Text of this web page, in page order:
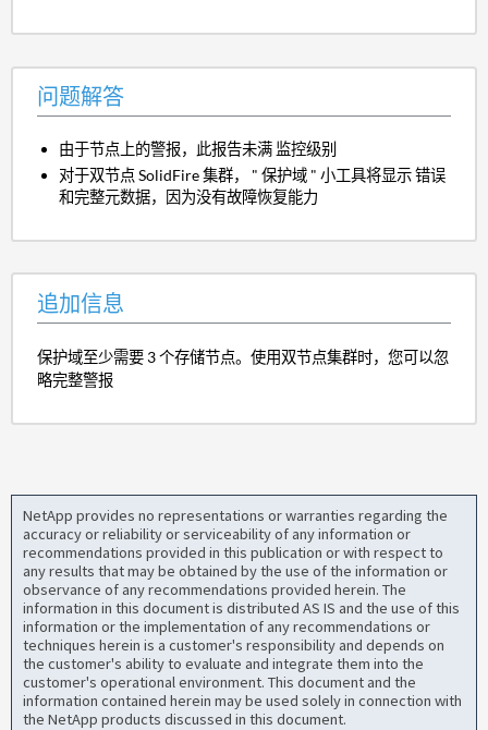
问题解答
由于节点上的警报，此报告未满 监控级别
对于双节点 SolidFire 集群， " 保护域 " 小工具将显示 错误
和完整元数据，因为没有故障恢复能力
追加信息
保护域至少需要 3 个存储节点。使用双节点集群时，您可以忽
略完整警报
NetApp provides no representations or warranties regarding the
accuracy or reliability or serviceability of any information or
recommendations provided in this publication or with respect to
any results that may be obtained by the use of the information or
observance of any recommendations provided herein. The
information in this document is distributed AS IS and the use of this
information or the implementation of any recommendations or
techniques herein is a customer's responsibility and depends on
the customer's ability to evaluate and integrate them into the
customer's operational environment. This document and the
information contained herein may be used solely in connection with
the NetApp products discussed in this document.